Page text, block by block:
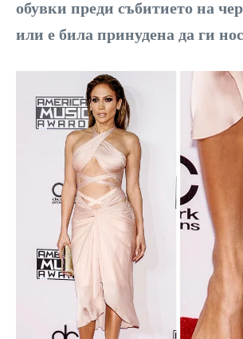
обувки преди събитието на
или е била принудена да ги